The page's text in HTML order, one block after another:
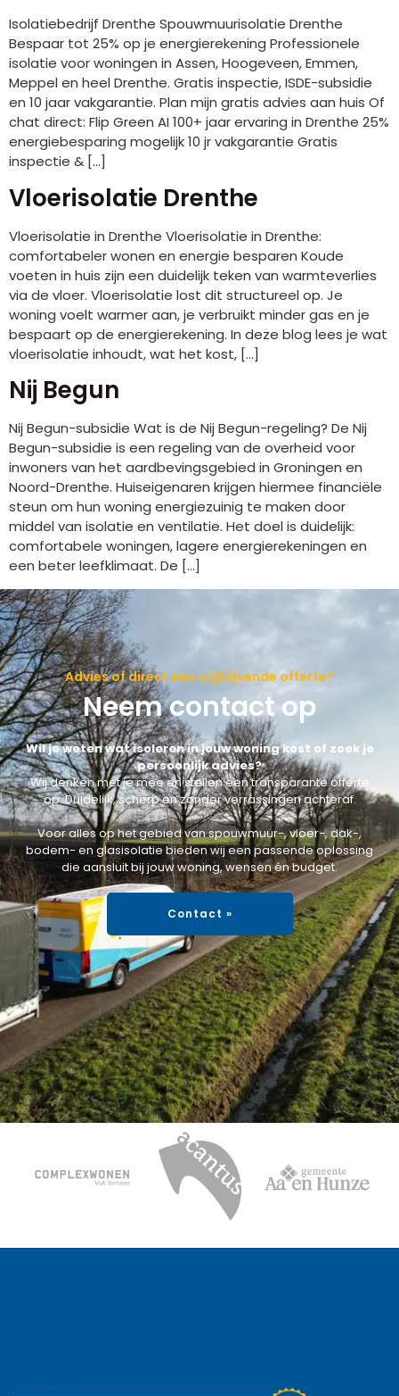
Isolatiebedrijf Drenthe Spouwmuurisolatie Drenthe
Bespaar tot 25% op je energierekening Professionele
isolatie voor woningen in Assen, Hoogeveen, Emmen,
Meppel en heel Drenthe. Gratis inspectie, ISDE-subsidie
en 10 jaar vakgarantie. Plan mijn gratis advies aan huis Of
chat direct: Flip Green AI 100+ jaar ervaring in Drenthe 25%
energiebesparing mogelijk 10 jr vakgarantie Gratis
inspectie & […]
Vloerisolatie Drenthe
Vloerisolatie in Drenthe Vloerisolatie in Drenthe:
comfortabeler wonen en energie besparen Koude
voeten in huis zijn een duidelijk teken van warmteverlies
via de vloer. Vloerisolatie lost dit structureel op. Je
woning voelt warmer aan, je verbruikt minder gas en je
bespaart op de energierekening. In deze blog lees je wat
vloerisolatie inhoudt, wat het kost, […]
Nij Begun
Nij Begun-subsidie Wat is de Nij Begun-regeling? De Nij
Begun-subsidie is een regeling van de overheid voor
inwoners van het aardbevingsgebied in Groningen en
Noord-Drenthe. Huiseigenaren krijgen hiermee financiële
steun om hun woning energiezuinig te maken door
middel van isolatie en ventilatie. Het doel is duidelijk:
comfortabele woningen, lagere energierekeningen en
een beter leefklimaat. De […]
Advies of direct een vrijblijvende offerte?
Neem contact op
Wil je weten wat isoleren in jouw woning kost of zoek je
persoonlijk advies?
Wij denken met je mee en stellen een transparante offerte
op. Duidelijk, scherp en zonder verrassingen achteraf.
Voor alles op het gebied van spouwmuur-, vloer-, dak-,
bodem- en glasisolatie bieden wij een passende oplossing
die aansluit bij jouw woning, wensen én budget.
Contact »